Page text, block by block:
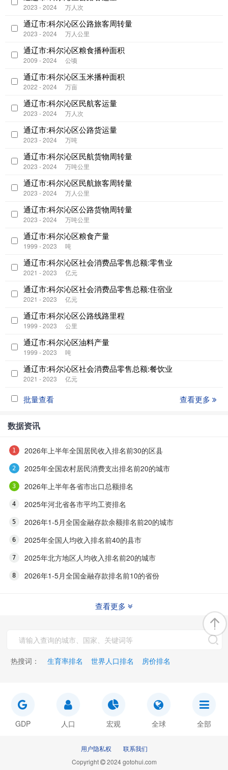
2023 - 2024 万人次
通辽市:科尔沁区公路旅客周转量
2023 - 2024 万人公里
通辽市:科尔沁区粮食播种面积
2009 - 2024 公顷
通辽市:科尔沁区玉米播种面积
2022 - 2024 万亩
通辽市:科尔沁区民航客运量
2023 - 2024 万人次
通辽市:科尔沁区公路货运量
2023 - 2024 万吨
通辽市:科尔沁区民航货物周转量
2023 - 2024 万吨公里
通辽市:科尔沁区民航旅客周转量
2023 - 2024 万人公里
通辽市:科尔沁区公路货物周转量
2023 - 2024 万吨公里
通辽市:科尔沁区粮食产量
1999 - 2023 吨
通辽市:科尔沁区社会消费品零售总额:零售业
2021 - 2023 亿元
通辽市:科尔沁区社会消费品零售总额:住宿业
2021 - 2023 亿元
通辽市:科尔沁区公路线路里程
1999 - 2023 公里
通辽市:科尔沁区油料产量
1999 - 2023 吨
通辽市:科尔沁区社会消费品零售总额:餐饮业
2021 - 2023 亿元
批量查看 查看更多
数据资讯
2026年上半年全国居民收入排名前30的区县
2025年全国农村居民消费支出排名前20的城市
2026年上半年各省市出口总额排名
2025年河北省各市平均工资排名
2026年1-5月全国金融存款余额排名前20的城市
2025年全国人均收入排名前40的县市
2025年北方地区人均收入排名前20的城市
2026年1-5月全国金融存款排名前10的省份
查看更多
热搜词： 生育率排名 世界人口排名 房价排名
GDP 人口 宏观 全球 全部
用户隐私权
联系我们
Copyright
2024 gotohui.com